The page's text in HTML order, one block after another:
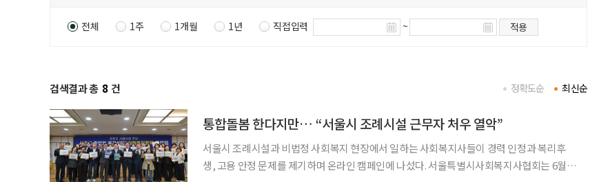
전체 1주 1개월 1년 직접입력 ~ 적용
검색결과 총 8 건 최신순
정확도순
통합돌봄 한다지만… “서울시 조례시설 근무자 처우 열악”
서울시 조례시설과 비법정 사회복지 현장에서 일하는 사회복지사들이 경력 인정과 복리후
생, 고용 안정 문제를 제기하며 온라인 캠페인에 나섰다. 서울특별시사회복지사협회는 6월 2